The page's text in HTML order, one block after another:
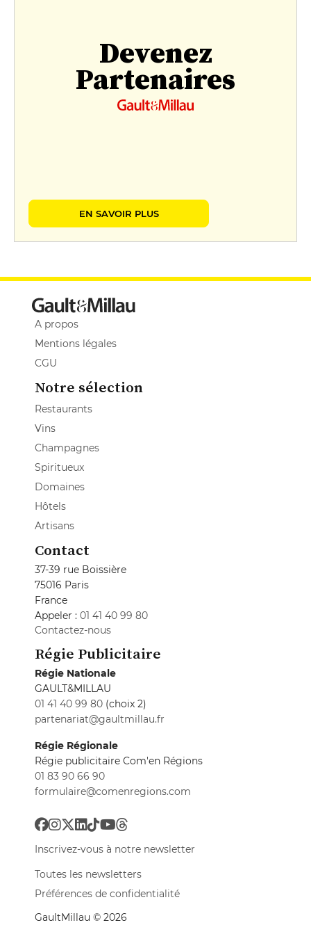
Devenez
Partenaires
EN SAVOIR PLUS
A propos
Mentions légales
CGU
Notre sélection
Restaurants
Vins
Champagnes
Spiritueux
Domaines
Hôtels
Artisans
Contact
37-39 rue Boissière
75016 Paris
France
Appeler : 01 41 40 99 80
Contactez-nous
Régie Publicitaire
Régie Nationale
GAULT&MILLAU
01 41 40 99 80 (choix 2)
partenariat@gaultmillau.fr
Régie Régionale
Régie publicitaire Com'en Régions
01 83 90 66 90
formulaire@comenregions.com
Inscrivez-vous à notre newsletter
Toutes les newsletters
Préférences de confidentialité
GaultMillau © 2026